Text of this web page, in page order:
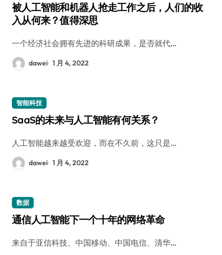
被人工智能和机器人抢走工作之后，人们的收
入从何来？值得深思
一个经济社会拥有先进的科研成果，是否就代…
dawei 1 月 4, 2022
智能科技
SaaS的未来与人工智能有何关系？
人工智能越来越受欢迎，而在不久前，这只是…
dawei 1 月 4, 2022
数据
通信人工智能下一个十年的网络革命
来自于亚信科技、中国移动、中国电信、清华…